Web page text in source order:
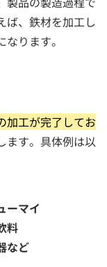
ば、鉄材を加工し
ります。
加工が完了してお
ます。具体例は以
ーマイ
料
など